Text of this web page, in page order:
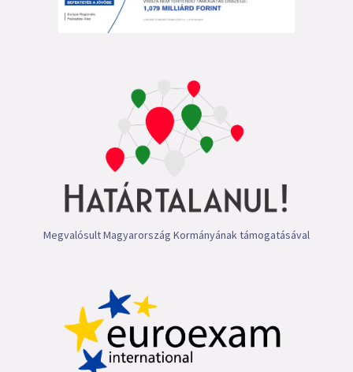
Megvalósult Magyarország Kormányának támogatásával